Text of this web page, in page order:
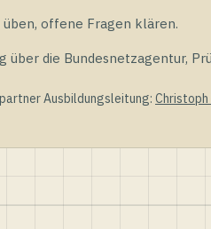
offene Fragen klären.
die Bundesnetzagentur,
Ausbildungsleitung: Christoph